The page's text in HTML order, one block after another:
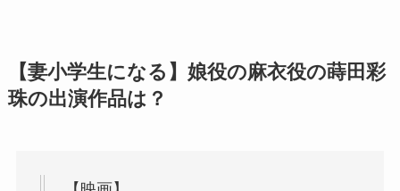
【妻小学生になる】娘役の麻衣役の蒔田彩
珠の出演作品は？